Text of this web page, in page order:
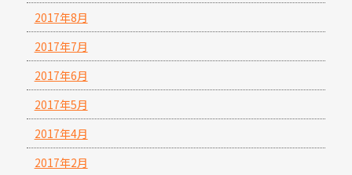
2017年8月
2017年7月
2017年6月
2017年5月
2017年4月
2017年2月